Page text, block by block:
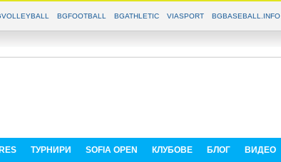
BGFOOTBALL BGATHLETIC VIASPORT BGBASEBALL.INFO
ТУРНИРИ SOFIA OPEN КЛУБОВЕ БЛОГ ВИДЕО